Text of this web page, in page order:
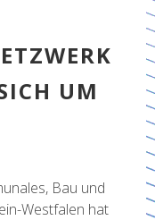
UM
Bau und
Westfalen hat